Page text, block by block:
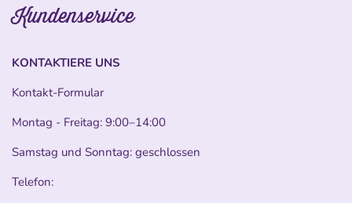
Kundenservice
KONTAKTIERE UNS
Kontakt-Formular
Montag - Freitag: 9:00–14:00
Samstag und Sonntag: geschlossen
Telefon: